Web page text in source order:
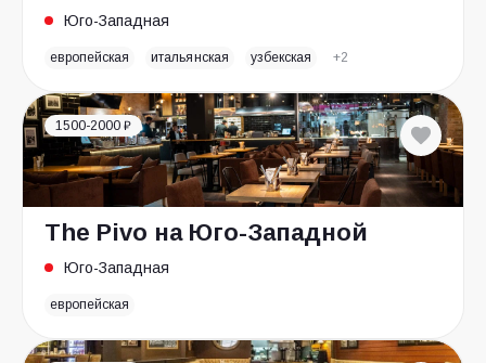
Юго-Западная
европейская итальянская узбекская +2
1500-2000 ₽
The Pivo на Юго-Западной
Юго-Западная
европейская